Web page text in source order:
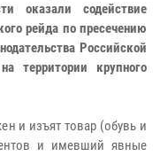
оказали содействие
рейда по пресечению
Российской
территории крупного
и изъят товар (обувь и
и имевший явные